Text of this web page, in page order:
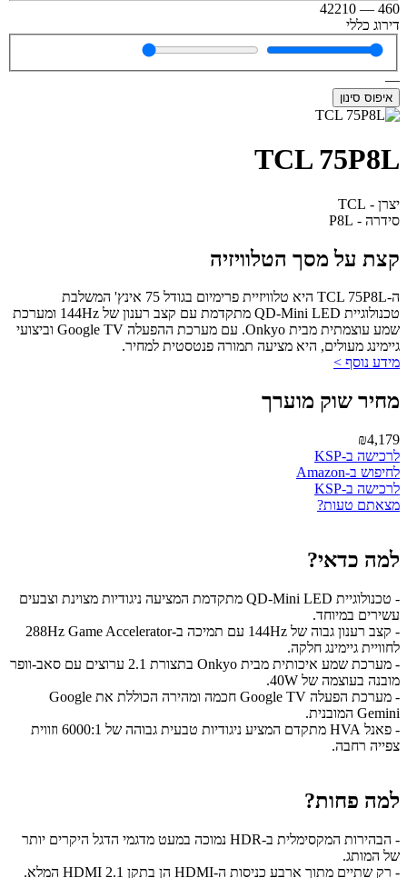
460
—
42210
דירוג כללי
—
איפוס סינון
TCL 75P8L
יצרן - TCL
סידרה - P8L
קצת על מסך הטלוויזיה
ה-TCL 75P8L היא טלוויזיית פרימיום בגודל 75 אינץ' המשלבת
טכנולוגיית QD-Mini LED מתקדמת עם קצב רענון של 144Hz ומערכת
שמע עוצמתית מבית Onkyo. עם מערכת ההפעלה Google TV וביצועי
גיימינג מעולים, היא מציעה תמורה פנטסטית למחיר.
מידע נוסף >
מחיר שוק מוערך
₪4,179
לרכישה ב-KSP
לחיפוש ב-Amazon
לרכישה ב-KSP
מצאתם טעות?
למה כדאי?
- טכנולוגיית QD-Mini LED מתקדמת המציעה ניגודיות מצוינת וצבעים
עשירים במיוחד.
- קצב רענון גבוה של 144Hz עם תמיכה ב-288Hz Game Accelerator
לחוויית גיימינג חלקה.
- מערכת שמע איכותית מבית Onkyo בתצורת 2.1 ערוצים עם סאב-וופר
מובנה בעוצמה של 40W.
- מערכת הפעלה Google TV חכמה ומהירה הכוללת את Google
Gemini המובנית.
- פאנל HVA מתקדם המציע ניגודיות טבעית גבוהה של 6000:1 וזווית
צפייה רחבה.
למה פחות?
- הבהירות המקסימלית ב-HDR נמוכה במעט מדגמי הדגל היקרים יותר
של המותג.
- רק שתיים מתוך ארבע כניסות ה-HDMI הן בתקן HDMI 2.1 המלא.